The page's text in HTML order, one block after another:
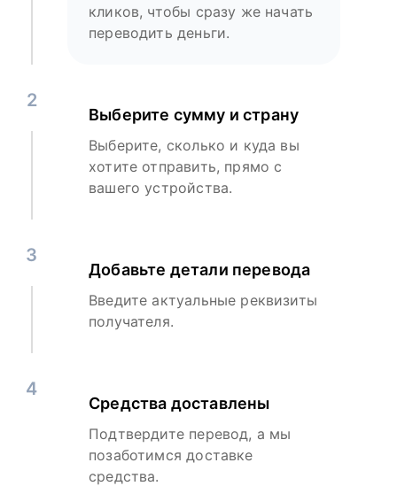
кликов, чтобы сразу же начать
переводить деньги.
2
Выберите сумму и страну
Выберите, сколько и куда вы
хотите отправить, прямо с
вашего устройства.
3
Добавьте детали перевода
Введите актуальные реквизиты
получателя.
4
Средства доставлены
Подтвердите перевод, а мы
позаботимся доставке
средства.